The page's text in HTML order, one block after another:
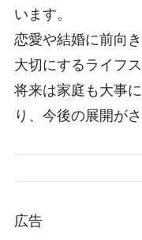
います。
恋愛や結婚に前向
大切にするライフス
将来は家庭も大事
り、今後の展開が
広告